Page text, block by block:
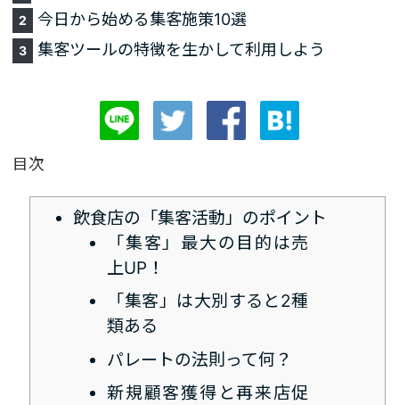
2 今日から始める集客施策10選
3 集客ツールの特徴を生かして利用しよう
目次
飲食店の「集客活動」のポイント
「集客」最大の目的は売
上UP！
「集客」は大別すると2種
類ある
パレートの法則って何？
新規顧客獲得と再来店促